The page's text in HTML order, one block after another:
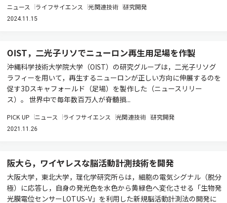
ニュース ライフサイエンス 光関連技術 研究開発
2024.11.15
OIST，二光子リソでニューロン再生用足場を作製
沖縄科学技術大学院大学（OIST）の研究グループは，二光子リソグ
ラフィーを用いて，再生するニューロンが正しい方向に伸展するのを
促す3Dスキャフォールド（足場）を製作した（ニュースリリー
ス）。 世界中で毎年数百万人が脊髄損...
PICK UP ニュース ライフサイエンス 光関連技術 研究開発
2021.11.26
阪大ら，ワイヤレスな脳活動計測技術を開発
大阪大学，東北大学，理化学研究所らは，細胞の電気シグナル（脱分
極）に応答し，自身の発光色を水色から黄緑色へ変化させる「生物発
光膜電位センサーLOTUS-V」を利用した新規脳活動計測法の開発に